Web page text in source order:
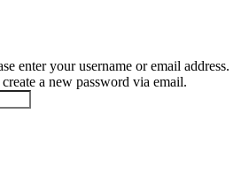
enter your username or email address.
a new password via email.